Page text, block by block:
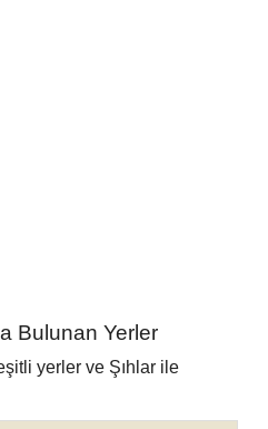
Bulunan Yerler
yerler ve Şıhlar ile